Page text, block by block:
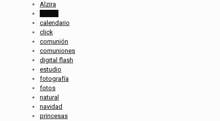
Alzira
calendario
click
comunión
comuniones
digital flash
estudio
fotografía
fotos
natural
navidad
princesas